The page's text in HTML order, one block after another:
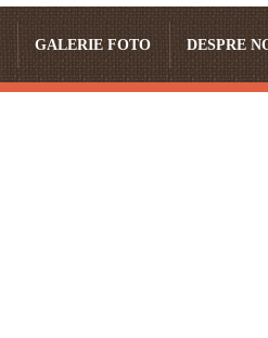
GALERIE FOTO DESPRE